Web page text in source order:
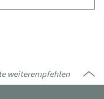
weiterempfehlen